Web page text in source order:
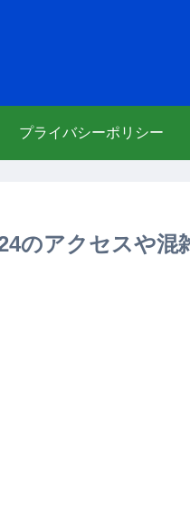
プライバシーポリシー
のアクセスや